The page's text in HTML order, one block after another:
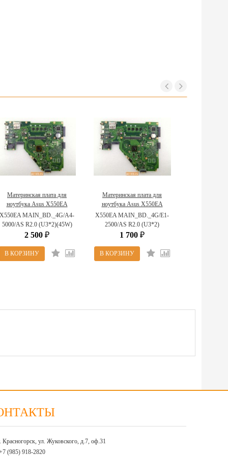
Материнская плата для
ноутбука Asus X550EA
90NB03R0-R00011
X550EA MAIN_BD._4G/A4-
5000/AS R2.0 (U3*2)(45W)
2 500 ₽
Материнская плата для
ноутбука Asus X550EA
60NB03R0-MB2400
X550EA MAIN_BD._4G/E1-
2500/AS R2.0 (U3*2)
1 700 ₽
Красногорск, ул. Жуковского, д.7, оф.31
(985) 918-2820